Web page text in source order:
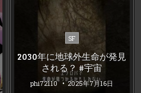
Posted
SF
2030年に地球外生命が発見
される？ #宇宙
phi72110 2025年7月16日